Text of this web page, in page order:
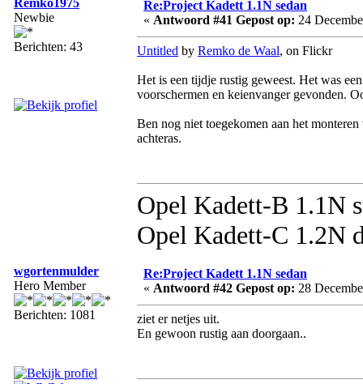
Newbie
Berichten: 43
Re:Project Kadett 1.1N sedan
« Antwoord #41 Gepost op: 24
Untitled by Remko de Waal, on Flickr
Het is een tijdje rustig geweest. Het was
voorschermen en keienvanger gevonden.
Ben nog niet toegekomen aan het
achteras.
Opel Kadett-B 1.1N
Opel Kadett-C 1.2N
wgortenmulder
Hero Member
Berichten: 1081
Re:Project Kadett 1.1N sedan
« Antwoord #42 Gepost op: 28
ziet er netjes uit.
En gewoon rustig aan doorgaan..